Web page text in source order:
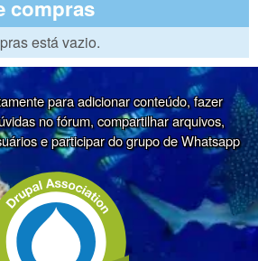
compras
está vazio.
para adicionar conteúdo, fazer
no fórum, compartilhar arquivos,
e participar do grupo de Whatsapp